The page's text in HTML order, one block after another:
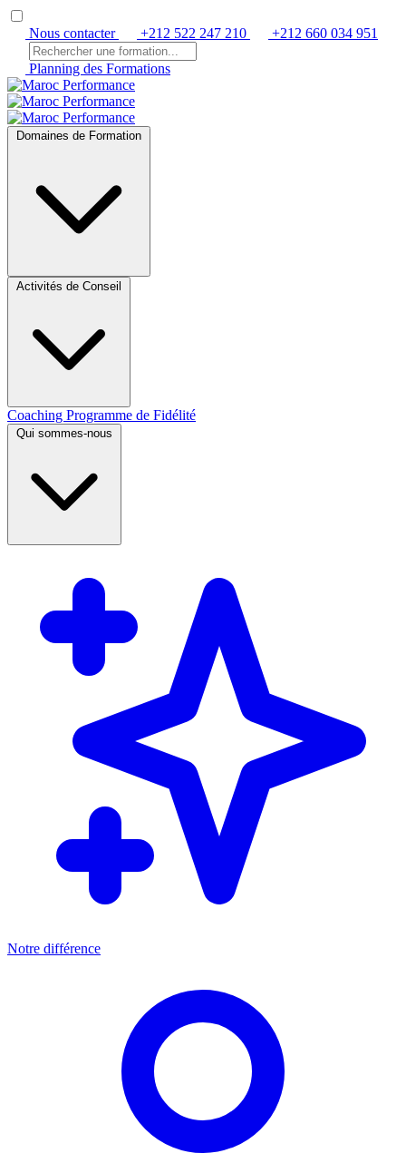
Nous contacter +212 522 247 210 +212 660 034 951
Planning des Formations
Domaines de Formation
Activités de Conseil
Coaching Programme de Fidélité
Qui sommes-nous
Notre différence